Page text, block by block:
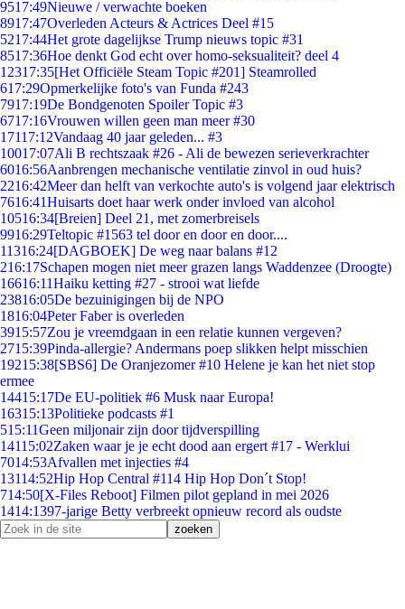
9517:49Nieuwe / verwachte boeken
8917:47Overleden Acteurs & Actrices Deel #15
5217:44Het grote dagelijkse Trump nieuws topic #31
8517:36Hoe denkt God echt over homo-seksualiteit? deel 4
12317:35[Het Officiële Steam Topic #201] Steamrolled
617:29Opmerkelijke foto's van Funda #243
7917:19De Bondgenoten Spoiler Topic #3
6717:16Vrouwen willen geen man meer #30
17117:12Vandaag 40 jaar geleden... #3
10017:07Ali B rechtszaak #26 - Ali de bewezen serieverkrachter
6016:56Aanbrengen mechanische ventilatie zinvol in oud huis?
2216:42Meer dan helft van verkochte auto's is volgend jaar elektrisch
7616:41Huisarts doet haar werk onder invloed van alcohol
10516:34[Breien] Deel 21, met zomerbreisels
9916:29Teltopic #1563 tel door en door en door....
11316:24[DAGBOEK] De weg naar balans #12
216:17Schapen mogen niet meer grazen langs Waddenzee (Droogte)
16616:11Haiku ketting #27 - strooi wat liefde
23816:05De bezuinigingen bij de NPO
1816:04Peter Faber is overleden
3915:57Zou je vreemdgaan in een relatie kunnen vergeven?
2715:39Pinda-allergie? Andermans poep slikken helpt misschien
19215:38[SBS6] De Oranjezomer #10 Helene je kan het niet stop
ermee
14415:17De EU-politiek #6 Musk naar Europa!
16315:13Politieke podcasts #1
515:11Geen miljonair zijn door tijdverspilling
14115:02Zaken waar je je echt dood aan ergert #17 - Werklui
7014:53Afvallen met injecties #4
13114:52Hip Hop Central #114 Hip Hop Don´t Stop!
714:50[X-Files Reboot] Filmen pilot gepland in mei 2026
1414:1397-jarige Betty verbreekt opnieuw record als oudste